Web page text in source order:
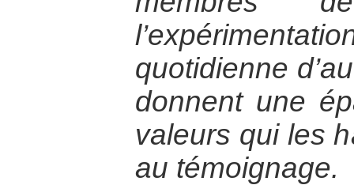
quotidienne
donnent une
valeurs qui les
au témoignage.